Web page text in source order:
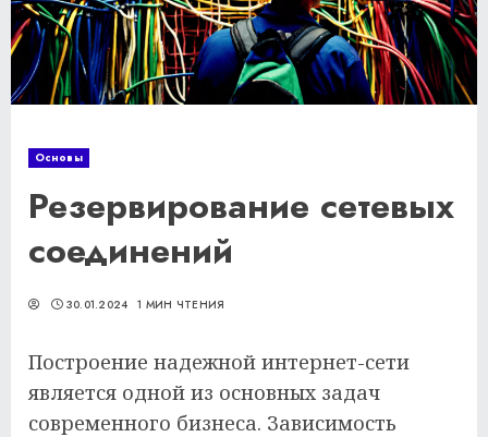
Основы
Резервирование сетевых
соединений
30.01.2024 1 МИН ЧТЕНИЯ
Построение надежной интернет-сети
является одной из основных задач
современного бизнеса. Зависимость